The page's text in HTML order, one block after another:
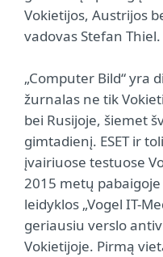
Vokietijos, Austrijos
vadovas Stefan Thiel.
„Computer Bild“ yra
žurnalas ne tik
bei Rusijoje, šiemet
gimtadienį. ESET ir
įvairiuose testuose
2015 metų pabaigoje
leidyklos „Vogel IT-
geriausiu verslo
Vokietijoje. Pirmą